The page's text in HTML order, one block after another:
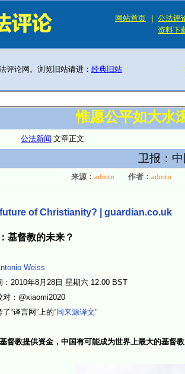
网站首页 | 公法评
资料下
评论网。浏览旧站请进： 经典旧站
惟愿公平如大水
公法新闻 文章正文
卫报：
来源： admin 作者： admin
of Christianity? | guardian.co.uk
基督教的未来？
Weiss
：2010年8月28日 星期六 12.00 BST
对：@xiaomi2020
“译言网”上的“同来源译文”
督教提供资金，中国有可能成为世界上最大的基督